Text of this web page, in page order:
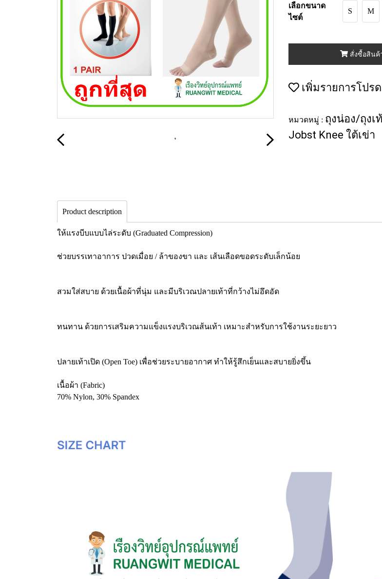
เลือกขนาด
ไซต์
S M
สั่งซื้อสินค้
เพิ่มรายการโปรด
หมวดหมู่ : ถุงน่อง/ถุงเ
Jobst Knee ใต้เข่า
Product description
ให้แรงบีบแบบไล่ระดับ (Graduated Compression)
ช่วยบรรเทาอาการ ปวดเมื่อย / ล้าของขา และ เส้นเลือดขอดระดับเล็กน้อย
สวมใส่สบาย ด้วยเนื้อผ้าที่นุ่ม และมีบริเวณปลายเท้าที่กว้างไม่อึดอัด
ทนทาน ด้วยการเสริมความแข็งแรงบริเวณส้นเท้า เหมาะสำหรับการใช้งานระยะยาว
ปลายเท้าเปิด (Open Toe) เพื่อช่วยระบายอากาศ ทำให้รู้สึกเย็นและสบายยิ่งขึ้น
เนื้อผ้า (Fabric)
70% Nylon, 30% Spandex